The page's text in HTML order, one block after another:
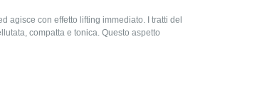
agisce con effetto lifting immediato. I tratti del
compatta e tonica. Questo aspetto